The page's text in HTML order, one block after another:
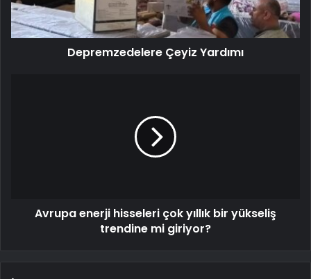
Depremzedelere Çeyiz Yardımı
Avrupa enerji hisseleri çok yıllık bir yükseliş
trendine mi giriyor?